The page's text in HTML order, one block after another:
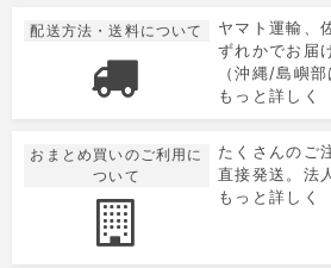
配送方法・送料について
ヤマト運輸、
ずれかでお届
（沖縄/島嶼
もっと詳しく
おまとめ買いのご利用に
ついて
たくさんのご
直接発送。法
もっと詳しく